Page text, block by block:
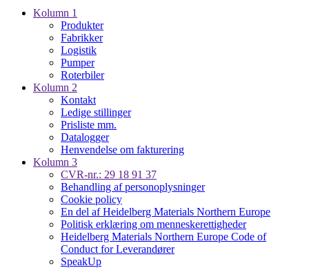
Kolumn 1
Produkter
Fabrikker
Logistik
Pumper
Roterbiler
Kolumn 2
Kontakt
Ledige stillinger
Prisliste mm.
Datalogger
Henvendelse om fakturering
Kolumn 3
CVR-nr.: 29 18 91 37
Behandling af personoplysninger
Cookie policy
En del af Heidelberg Materials Northern Europe
Politisk erklæring om menneskerettigheder
Heidelberg Materials Northern Europe Code of
Conduct for Leverandører
SpeakUp